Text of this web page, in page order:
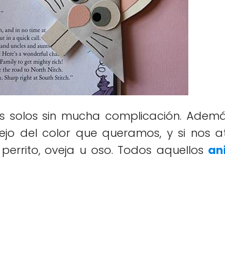
sin mucha complicación.
del color que queramos, y si nos
oveja u oso. Todos aquellos